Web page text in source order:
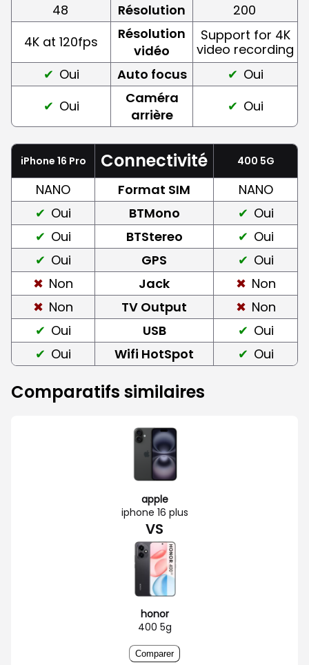
48
Résolution
200
4K at 120fps
Résolution
vidéo
Support for 4K
video recording
Oui
Auto focus
Oui
Oui
Caméra
arrière
Oui
iPhone 16 Pro Connectivité 400 5G
NANO Format SIM
NANO
Oui
BTMono
Oui
Oui
BTStereo
Oui
Oui
GPS
Oui
Non
Jack
Non
Non
TV Output
Non
Oui
USB
Oui
Oui
Wifi HotSpot Oui
Comparatifs similaires
apple
iphone 16 plus
VS
honor
400 5g
Comparer